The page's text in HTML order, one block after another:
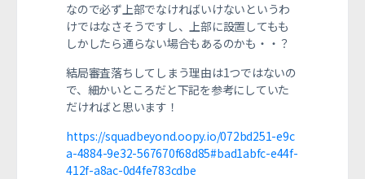
なので必ず上部でなければいけないというわ
けではなさそうですし、上部に設置してもも
しかしたら通らない場合もあるのかも・・？
結局審査落ちしてしまう理由は1つではないの
で、細かいところだと下記を参考にしていた
だければと思います！
https://squadbeyond.oopy.io/072bd251-e9c
a-4884-9e32-567670f68d85#bad1abfc-e44f-
412f-a8ac-0d4fe783cdbe